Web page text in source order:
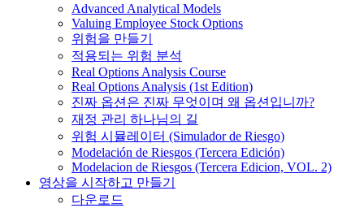
Advanced Analytical Models
Valuing Employee Stock Options
위험을 만들기
적용되는 위험 분석
Real Options Analysis Course
Real Options Analysis (1st Edition)
진짜 옵션은 진짜 무엇이며 왜 옵션입니까?
재정 관리 하나님의 길
위험 시뮬레이터 (Simulador de Riesgo)
Modelación de Riesgos (Tercera Edición)
Modelacion de Riesgos (Tercera Edicion, VOL. 2)
영상을 시작하고 만들기
다운로드